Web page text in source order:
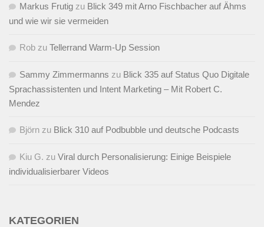
Markus Frutig zu Blick 349 mit Arno Fischbacher auf Ähms
und wie wir sie vermeiden
Rob zu Tellerrand Warm-Up Session
Sammy Zimmermanns zu Blick 335 auf Status Quo Digitale
Sprachassistenten und Intent Marketing – Mit Robert C.
Mendez
Björn zu Blick 310 auf Podbubble und deutsche Podcasts
Kiu G. zu Viral durch Personalisierung: Einige Beispiele
individualisierbarer Videos
KATEGORIEN